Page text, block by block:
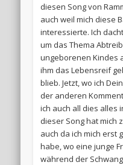
diesen Song von
auch weil mich diese
interessierte. Ich
um das Thema
ungeborenen Kindes
ihm das Lebensreif
blieb. Jetzt, wo ich
der anderen
ich auch all dies alles
dieser Song hat mich
auch da ich mich erst
habe, wo eine junge
während der